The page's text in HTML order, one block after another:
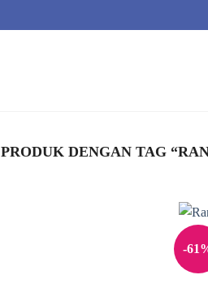
PRODUK DENGAN TAG
-